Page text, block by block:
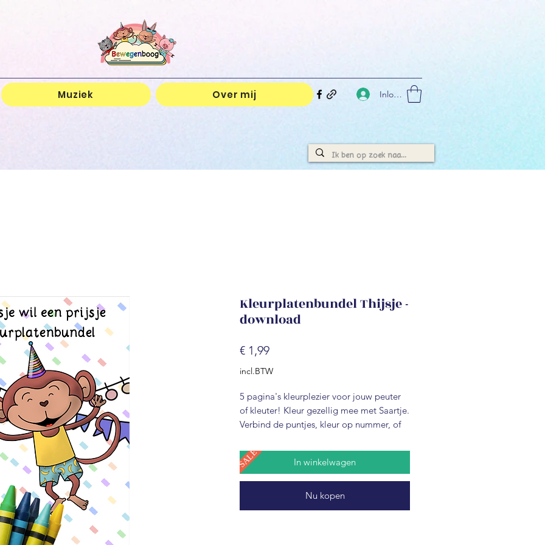
Muziek Over mij Inloggen
Kleurplatenbundel Thijsje -
download
€ 1,99Prijs
incl.BTW
5 pagina's kleurplezier voor jouw peuter
of kleuter! Kleur gezellig mee met Saartje.
Verbind de puntjes, kleur op nummer, of
kleurplaten van Saartje! Print ze zo vaak
uit als je wil.
In winkelwagen
SALE
Nu kopen